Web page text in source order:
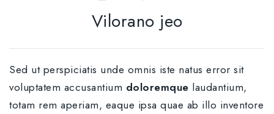
Vilorano jeo
Sed ut perspiciatis unde omnis iste natus error sit
voluptatem accusantium doloremque laudantium,
totam rem aperiam, eaque ipsa quae ab illo inventore